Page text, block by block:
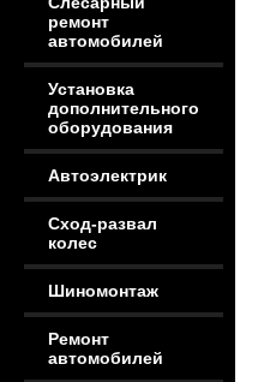
ремонт
автомобилей
Установка
дополнительного
оборудования
Автоэлектрик
Сход-развал
колес
Шиномонтаж
Ремонт
автомобилей